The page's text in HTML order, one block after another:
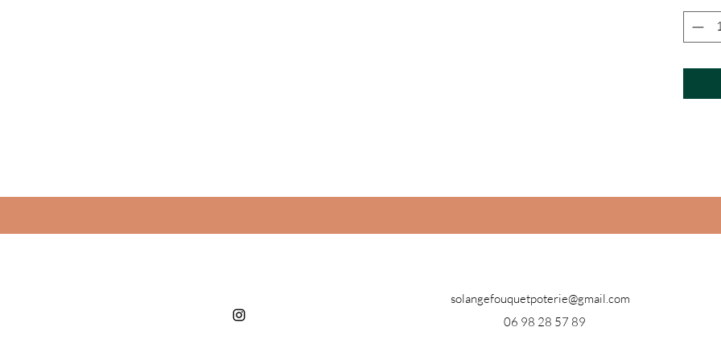
solangefouquetpoterie@gmail.com
06 98 28 57 89